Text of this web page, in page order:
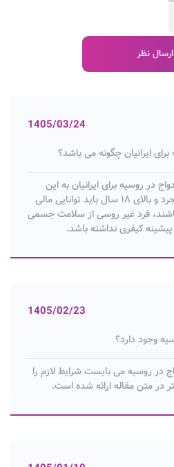
1405/03/24
ایرانیان چگونه می باشد؟
در روسیه برای ایرانیان به این
صورت است که هر دو فرد مجرد و بالای ۱۸ سال باید توانایی مالی
فرد غیر روسی از سلامت جسمی
کیفری نداشته باشد.
1405/02/23
وجود دارد؟
در روسیه می بایست شرایط لازم را
در متن مقاله ارائه شده است.